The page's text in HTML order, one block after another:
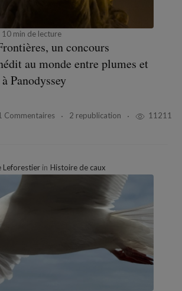
10 min de lecture
un concours
au monde entre plumes et
Panodyssey
Commentaires 2 republication 11211
Leforestier in Histoire de caux